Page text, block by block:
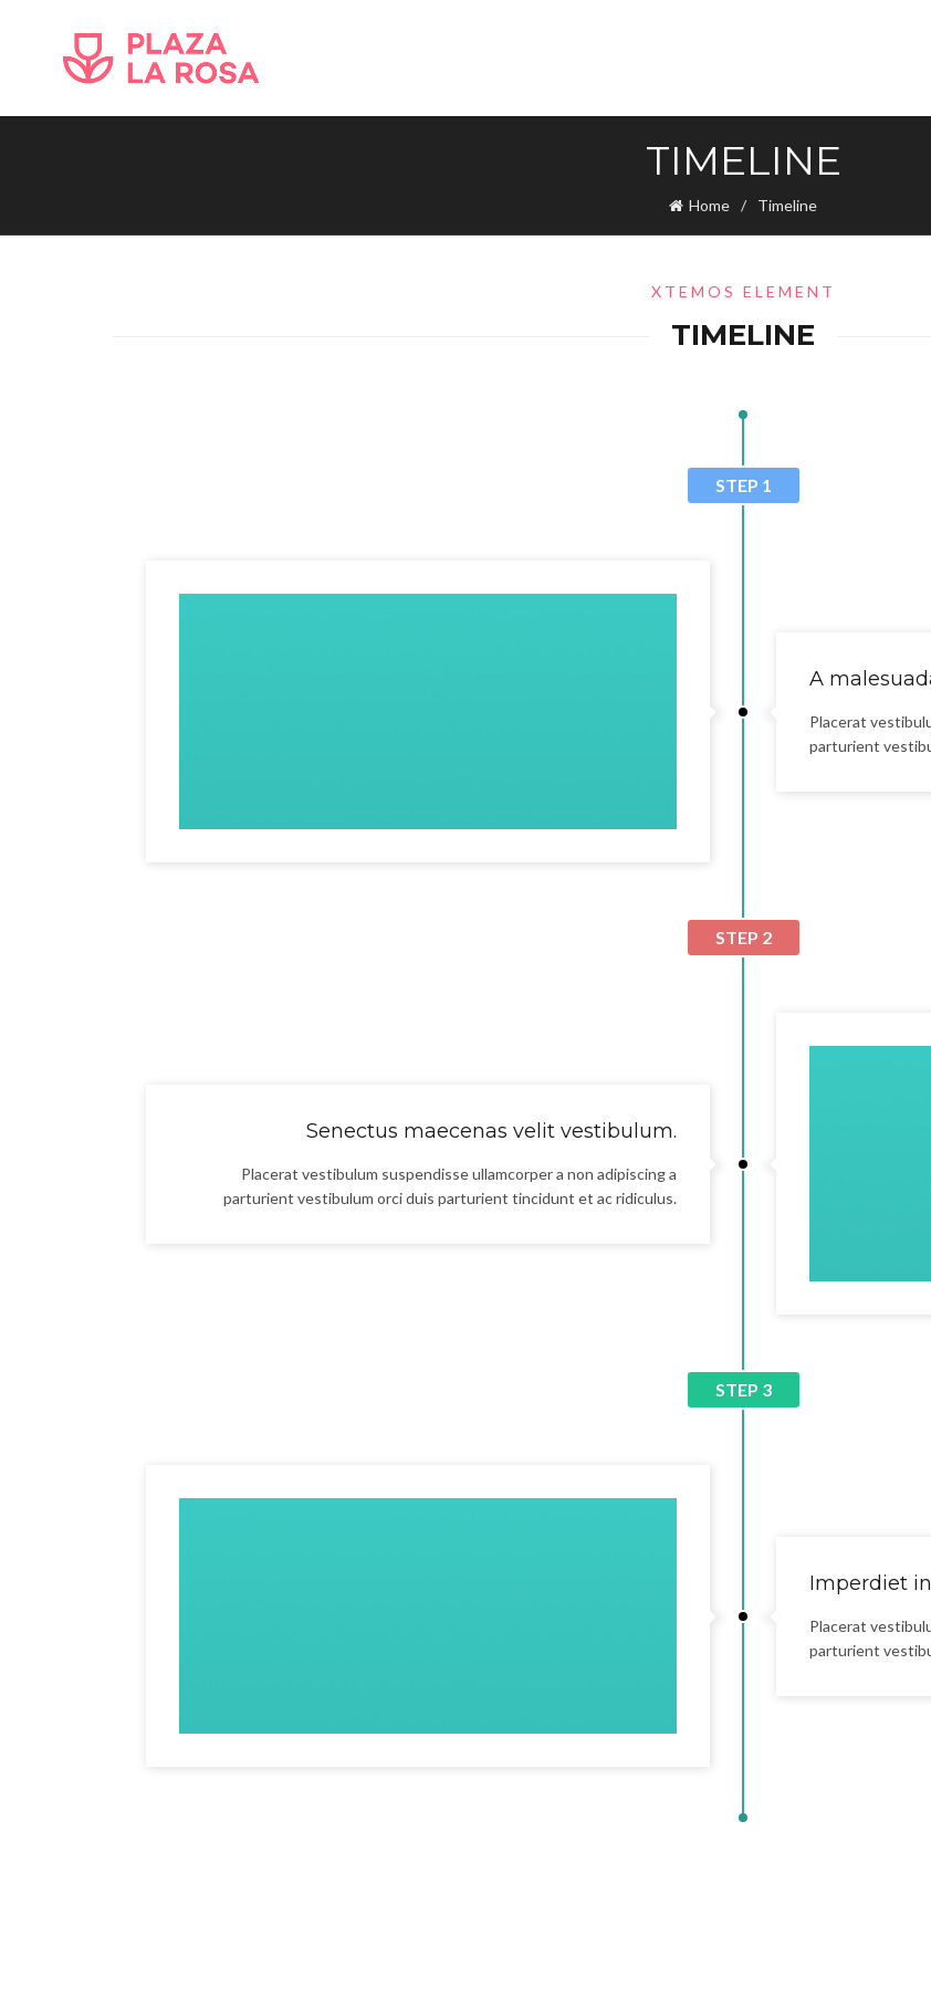
TIMELINE
Home Timeline
XTEMOS ELEMENT
TIMELINE
STEP 1
A
Placerat
parturient
STEP 2
Senectus maecenas velit vestibulum.
Placerat vestibulum suspendisse ullamcorper a non adipiscing a
parturient vestibulum orci duis parturient tincidunt et ac ridiculus.
STEP 3
Imperdiet
Placerat
parturient